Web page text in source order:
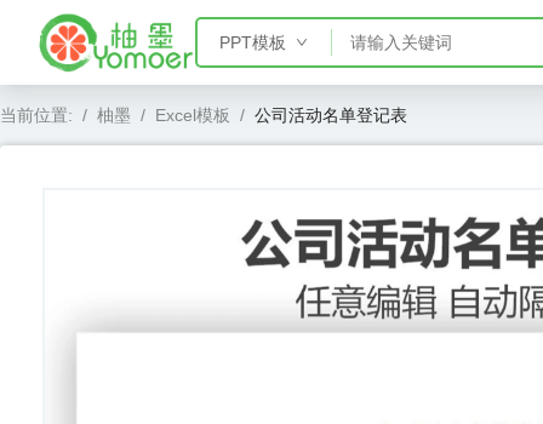
PPT模板
当前位置: / 柚墨 / Excel模板 / 公司活动名单登记表